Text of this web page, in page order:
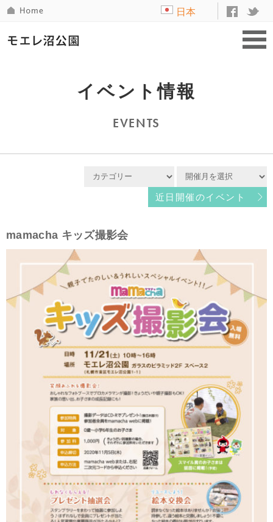
日本
イベント情報
EVENTS
近日開催のイベント
mamacha キッズ撮影会